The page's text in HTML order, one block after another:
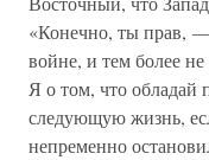
«Конечно, ты прав,
войне, и тем более
Я о том, что обладай
следующую жизнь,
непременно